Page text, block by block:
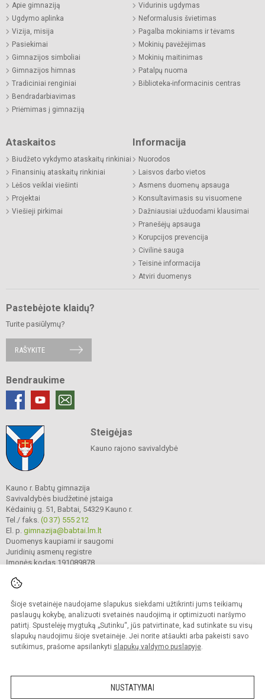
Šioje svetainėje naudojame slapukus siekdami užtikrinti jums teikiamų
paslaugų kokybę, analizuoti svetainės naudojimą ir optimizuoti naršymo
patirtį. Spustelėję mygtuką „Sutinku“, jūs patvirtinate, kad sutinkate su visų
slapukų naudojimu šioje svetainėje. Jei norite atšaukti arba pakeisti savo
sutikimus, prašome apsilankyti slapukų valdymo puslapyje.
NUSTATYMAI
Apie gimnaziją
Ugdymo aplinka
Vizija, misija
Pasiekimai
Gimnazijos simboliai
Gimnazijos himnas
Tradiciniai renginiai
Bendradarbiavimas
Priėmimas į gimnaziją
Vidurinis ugdymas
Neformalusis švietimas
Pagalba mokiniams ir tėvams
Mokinių pavėžėjimas
Mokinių maitinimas
Patalpų nuoma
Biblioteka-informacinis centras
Ataskaitos
Biudžeto vykdymo ataskaitų rinkiniai
Finansinių ataskaitų rinkiniai
Lėšos veiklai viešinti
Projektai
Viešieji pirkimai
Informacija
Nuorodos
Laisvos darbo vietos
Asmens duomenų apsauga
Konsultavimasis su visuomene
Dažniausiai užduodami klausimai
Pranešėjų apsauga
Korupcijos prevencija
Civilinė sauga
Teisinė informacija
Atviri duomenys
Pastebėjote klaidų?
Turite pasiūlymų?
RAŠYKITE
Bendraukime
Steigėjas
Kauno rajono savivaldybė
Kauno r. Babtų gimnazija
Savivaldybės biudžetinė įstaiga
Kėdainių g. 51, Babtai, 54329 Kauno r.
Tel./ faks. (0 37) 555 212
El. p. gimnazija@babtai.lm.lt
Duomenys kaupiami ir saugomi
Juridinių asmenų registre
Įmonės kodas 191089878
© 2025. Kauno r. Babtų gimnazija. Visos teisės saugomos.
Kopijuoti turinį be raštiško gimnazijos sutikimo griežtai draudžiama.
Prieinamumo paraiška Slapukų politika
Sumanus būdas atnaujinti